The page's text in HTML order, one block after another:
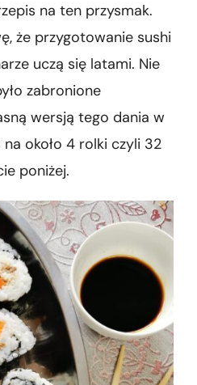
na ten przysmak.
że przygotowanie sushi
uczą się latami. Nie
zabronione
wersją tego dania w
około 4 rolki czyli 32
poniżej.